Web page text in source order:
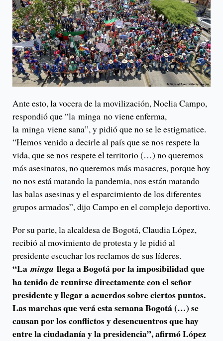
Ante esto, la vocera de la movilización, Noelia Campo,
respondió que “la minga no viene enferma,
la minga viene sana”, y pidió que no se le estigmatice.
“Hemos venido a decirle al país que se nos respete la
vida, que se nos respete el territorio (…) no queremos
más asesinatos, no queremos más masacres, porque hoy
no nos está matando la pandemia, nos están matando
las balas asesinas y el esparcimiento de los diferentes
grupos armados”, dijo Campo en el complejo deportivo.
Por su parte, la alcaldesa de Bogotá, Claudia López,
recibió al movimiento de protesta y le pidió al
presidente escuchar los reclamos de sus líderes.
“La minga llega a Bogotá por la imposibilidad que
ha tenido de reunirse directamente con el señor
presidente y llegar a acuerdos sobre ciertos puntos.
Las marchas que verá esta semana Bogotá (…) se
causan por los conflictos y desencuentros que hay
entre la ciudadanía y la presidencia”, afirmó López